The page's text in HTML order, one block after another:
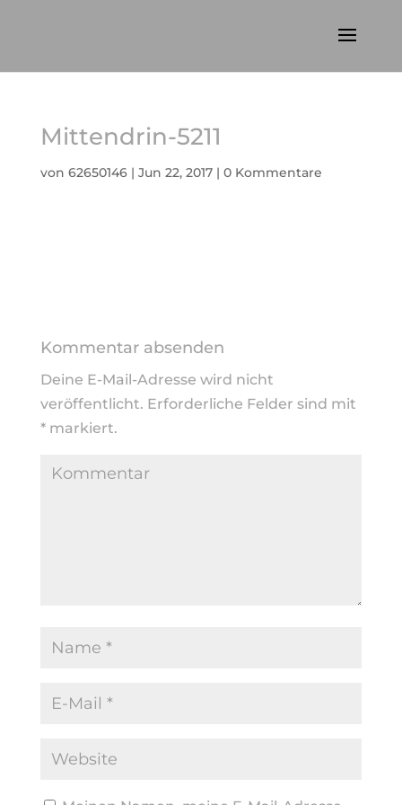
Mittendrin-5211
von 62650146| Jun 22, 2017| 0 Kommentare
Kommentar absenden
Deine E-Mail-Adresse wird nicht
veröffentlicht. Erforderliche Felder sind mit
*markiert.